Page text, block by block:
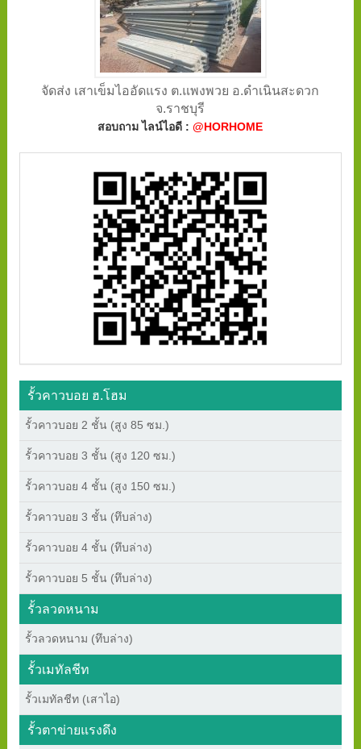
จัดส่ง เสาเข็มไออัดแรง ต.แพงพวย อ.ดำเนินสะดวก
จ.ราชบุรี
สอบถาม ไลน์ไอดี :@HORHOME
รั้วคาวบอย ฮ.โฮม
รั้วคาวบอย 2 ชั้น (สูง 85 ซม.)
รั้วคาวบอย 3 ชั้น (สูง 120 ซม.)
รั้วคาวบอย 4 ชั้น (สูง 150 ซม.)
รั้วคาวบอย 3 ชั้น (ทึบล่าง)
รั้วคาวบอย 4 ชั้น (ทึบล่าง)
รั้วคาวบอย 5 ชั้น (ทึบล่าง)
รั้วลวดหนาม
รั้วลวดหนาม (ทึบล่าง)
รั้วเมทัลชีท
รั้วเมทัลชีท (เสาไอ)
รั้วตาข่ายแรงดึง